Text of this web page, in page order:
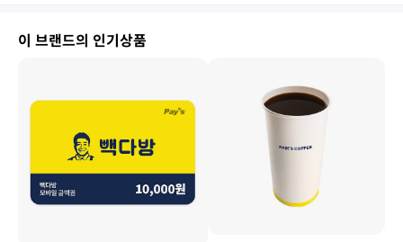
이 브랜드의 인기상품